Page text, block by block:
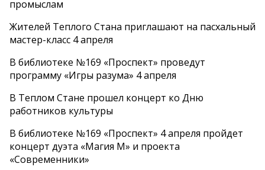
промыслам
Жителей Теплого Стана приглашают на пасхальный
мастер-класс 4 апреля
В библиотеке №169 «Проспект» проведут
программу «Игры разума» 4 апреля
В Теплом Стане прошел концерт ко Дню
работников культуры
В библиотеке №169 «Проспект» 4 апреля пройдет
концерт дуэта «Магия М» и проекта
«Современники»